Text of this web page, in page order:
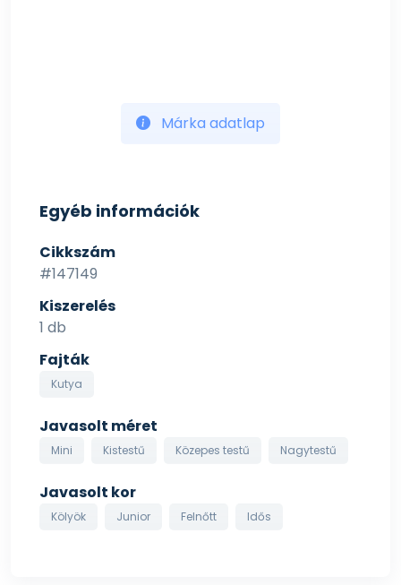
Márka adatlap
Egyéb információk
Cikkszám
#147149
Kiszerelés
1 db
Fajták
Kutya
Javasolt méret
Mini Kistestű Közepes testű Nagytestű
Javasolt kor
Kölyök Junior Felnőtt Idős